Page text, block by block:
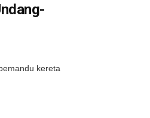
kereta